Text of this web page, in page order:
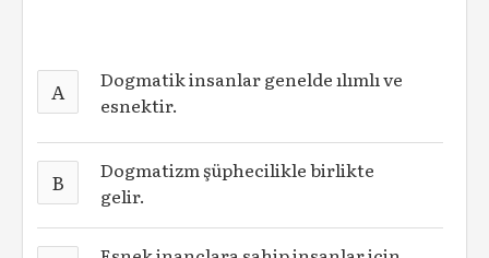
A
Dogmatik insanlar genelde ılımlı ve
esnektir.
B
Dogmatizm şüphecilikle birlikte
gelir.